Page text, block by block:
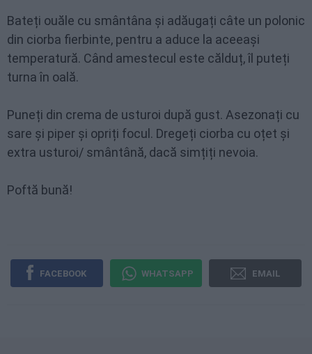
Bateți ouăle cu smântâna și adăugați câte un polonic
din ciorba fierbinte, pentru a aduce la aceeași
temperatură. Când amestecul este călduț, îl puteți
turna în oală.
Puneți din crema de usturoi după gust. Asezonați cu
sare și piper și opriți focul. Dregeți ciorba cu oțet și
extra usturoi/ smântână, dacă simțiți nevoia.
Poftă bună!
FACEBOOK WHATSAPP EMAIL